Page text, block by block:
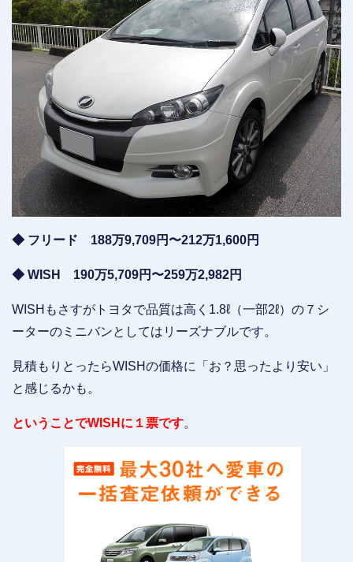
◆ フリード 188万9,709円〜212万1,600円
◆ WISH 190万5,709円〜259万2,982円
WISHもさすがトヨタで品質は高く1.8ℓ（一部2ℓ）の７シ
ーターのミニバンとしてはリーズナブルです。
見積もりとったらWISHの価格に「お？思ったより安い」
と感じるかも。
ということでWISHに１票です。